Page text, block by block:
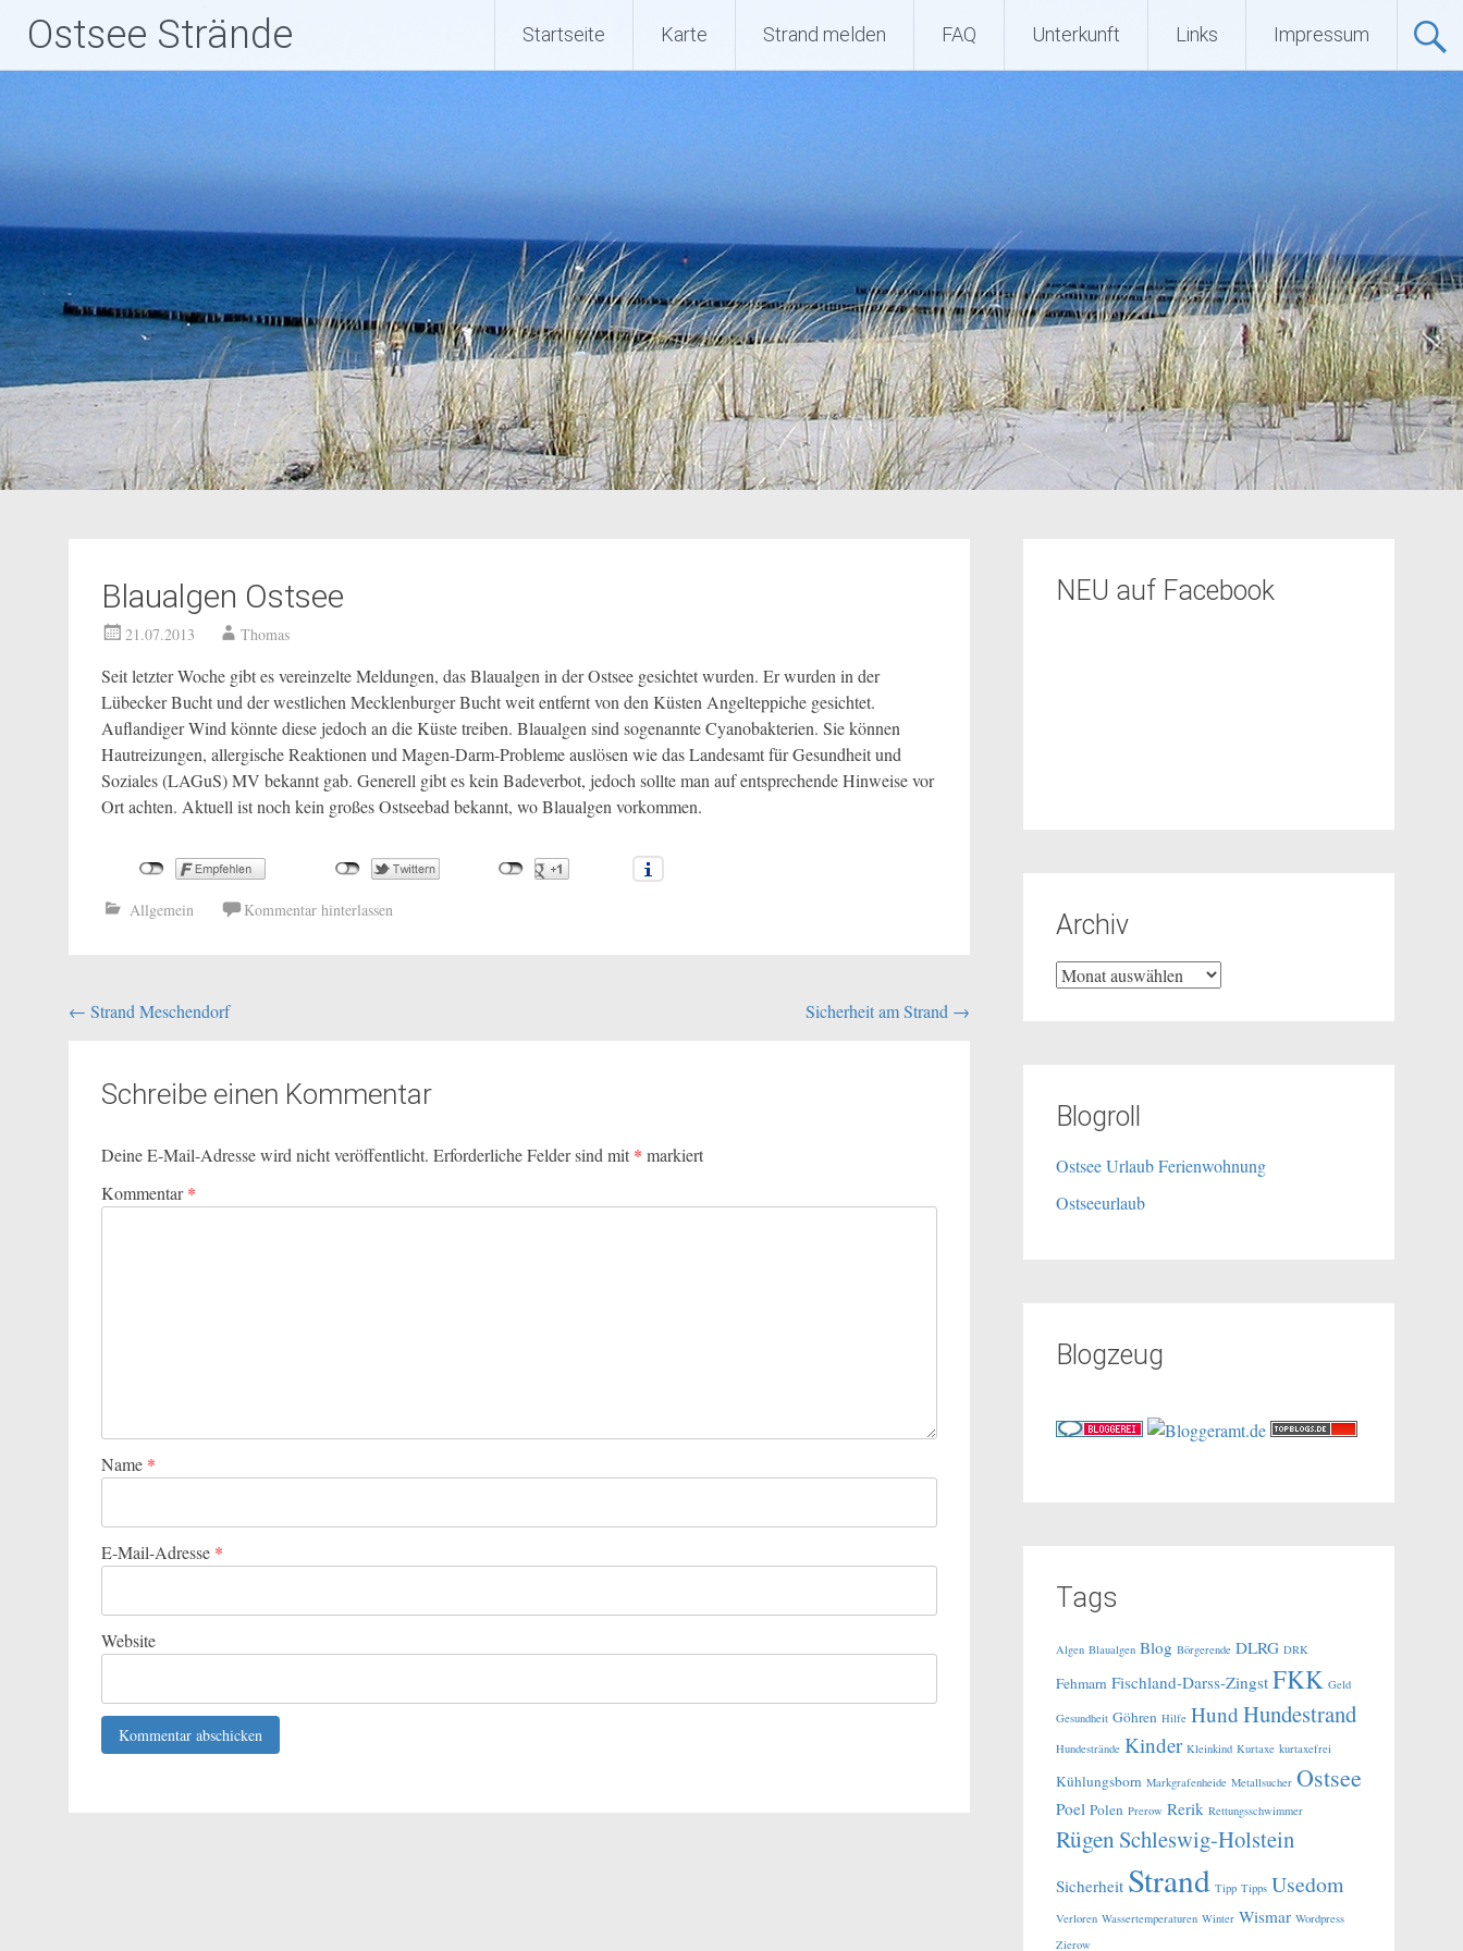
InhaltOstsee Strände Startseite Karte Strand melden FAQ Unterkunft Links Impressum
Blaualgen Ostsee
21.07.2013 Thomas
Seit letzter Woche gibt es vereinzelte Meldungen, das Blaualgen in der Ostsee gesichtet wurden. Er wurden in der
Lübecker Bucht und der westlichen Mecklenburger Bucht weit entfernt von den Küsten Angelteppiche gesichtet.
Auflandiger Wind könnte diese jedoch an die Küste treiben. Blaualgen sind sogenannte Cyanobakterien. Sie können
Hautreizungen, allergische Reaktionen und Magen-Darm-Probleme auslösen wie das Landesamt für Gesundheit und
Soziales (LAGuS) MV bekannt gab. Generell gibt es kein Badeverbot, jedoch sollte man auf entsprechende Hinweise vor
Ort achten. Aktuell ist noch kein großes Ostseebad bekannt, wo Blaualgen vorkommen.
Allgemein Kommentar hinterlassen
Beitragsnavigation
← Strand Meschendorf Sicherheit am Strand →
Schreibe einen Kommentar
Deine E-Mail-Adresse wird nicht veröffentlicht. Erforderliche Felder sind mit * markiert
Kommentar*
Name *
E-Mail-Adresse *
Website
NEU auf Facebook
Archiv
Archiv
Blogroll
Ostsee Urlaub Ferienwohnung
Ostseeurlaub
Blogzeug
Tags
Algen Blaualgen Blog Börgerende DLRG DRK
Fehmarn Fischland-Darss-Zingst FKK Geld
Gesundheit Göhren Hilfe Hund Hundestrand
Hundestrände Kinder Kleinkind Kurtaxe kurtaxefrei
Kühlungsborn Markgrafenheide Metallsucher Ostsee
Poel Polen Prerow Rerik Rettungsschwimmer
RügenSchleswig-Holstein
Sicherheit Strand Tipp Tipps Usedom
Verloren Wassertemperaturen Winter Wismar Wordpress
Zierow